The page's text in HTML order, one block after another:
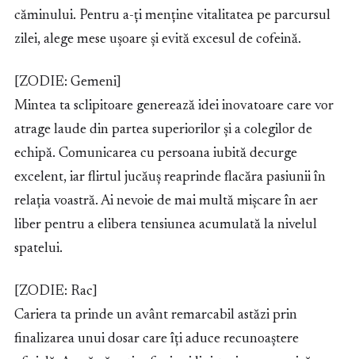
căminului. Pentru a-ți menține vitalitatea pe parcursul
zilei, alege mese ușoare și evită excesul de cofeină.
[ZODIE: Gemeni]
Mintea ta sclipitoare generează idei inovatoare care vor
atrage laude din partea superiorilor și a colegilor de
echipă. Comunicarea cu persoana iubită decurge
excelent, iar flirtul jucăuș reaprinde flacăra pasiunii în
relația voastră. Ai nevoie de mai multă mișcare în aer
liber pentru a elibera tensiunea acumulată la nivelul
spatelui.
[ZODIE: Rac]
Cariera ta prinde un avânt remarcabil astăzi prin
finalizarea unui dosar care îți aduce recunoaștere